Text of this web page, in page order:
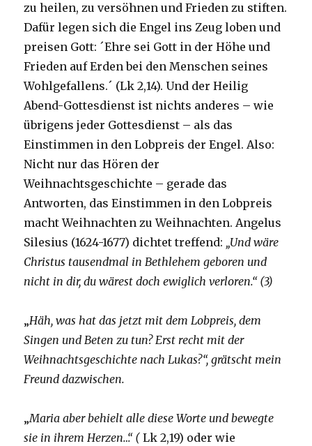
zu heilen, zu versöhnen und Frieden zu stiften.
Dafür legen sich die Engel ins Zeug loben und
preisen Gott: ´Ehre sei Gott in der Höhe und
Frieden auf Erden bei den Menschen seines
Wohlgefallens.´ (Lk 2,14). Und der Heilig
Abend-Gottesdienst ist nichts anderes – wie
übrigens jeder Gottesdienst – als das
Einstimmen in den Lobpreis der Engel. Also:
Nicht nur das Hören der
Weihnachtsgeschichte – gerade das
Antworten, das Einstimmen in den Lobpreis
macht Weihnachten zu Weihnachten. Angelus
Silesius (1624-1677) dichtet treffend: „Und wäre
Christus tausendmal in Bethlehem geboren und
nicht in dir, du wärest doch ewiglich verloren.“ (3)
„Häh, was hat das jetzt mit dem Lobpreis, dem
Singen und Beten zu tun? Erst recht mit der
Weihnachtsgeschichte nach Lukas?“, grätscht mein
Freund dazwischen.
„Maria aber behielt alle diese Worte und bewegte
sie in ihrem Herzen…“ ( Lk 2,19) oder wie